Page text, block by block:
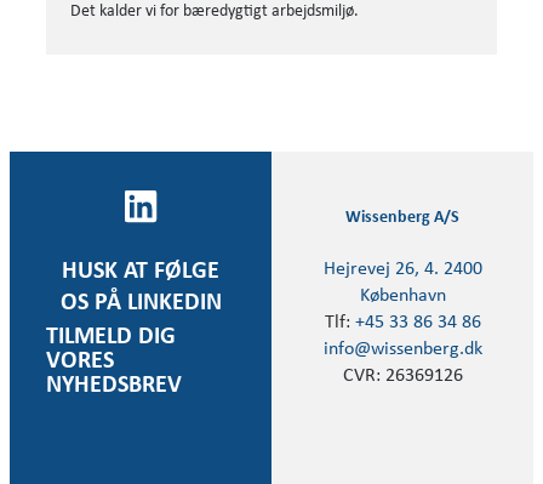
Det kalder vi for bæredygtigt arbejdsmiljø.
HUSK AT FØLGE
OS PÅ LINKEDIN
TILMELD DIG
VORES
NYHEDSBREV
Wissenberg A/S
Hejrevej 26, 4. 2400
København
Tlf: +45 33 86 34 86
info@wissenberg.dk
CVR: 26369126